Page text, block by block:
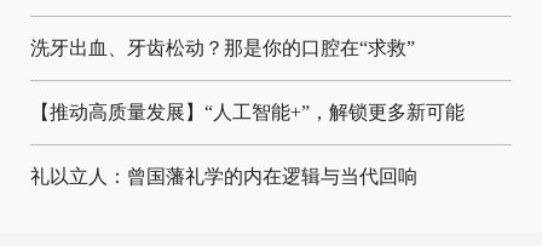
洗牙出血、牙齿松动？那是你的口腔在“求救”
【推动高质量发展】“人工智能+”，解锁更多新可能
礼以立人：曾国藩礼学的内在逻辑与当代回响